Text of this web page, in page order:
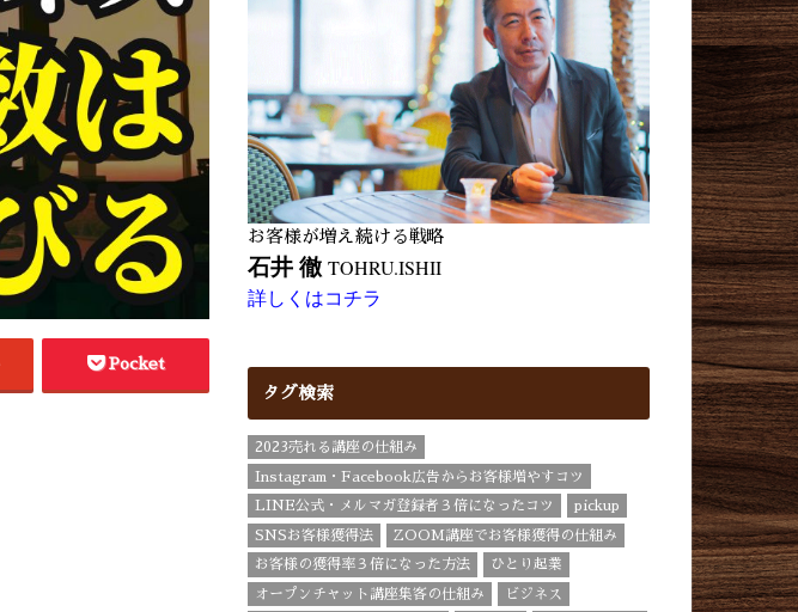
Pocket
お客様が増え続ける戦略
石井 徹 TOHRU.ISHII
詳しくはコチラ
タグ検索
2023売れる講座の仕組み
Instagram・Facebook広告からお客様増やすコツ
LINE公式・メルマガ登録者３倍になったコツ pickup
SNSお客様獲得法 ZOOM講座でお客様獲得の仕組み
お客様の獲得率３倍になった方法 ひとり起業
オープンチャット講座集客の仕組み ビジネス